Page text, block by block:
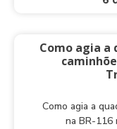
Como agia a
Como agia a
na BR-116